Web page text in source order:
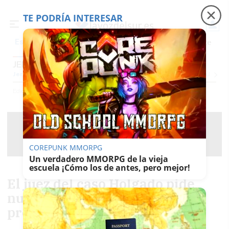
Es noticia Precio luz Padre Coraje Fábrica de botellas
JEREZ
JerezProvincia CádizCádizSevillaMálagaHuelvaGranadaCórdoba
Ediciones Jerez
El juez del caso Holgado pide
nuevas pruebas a un mes de la
prescripción
TE PODRÍA INTERESAR
COREPUNK MMORPG
Un verdadero MMORPG de la vieja
escuela ¡Cómo los de antes, pero mejor!